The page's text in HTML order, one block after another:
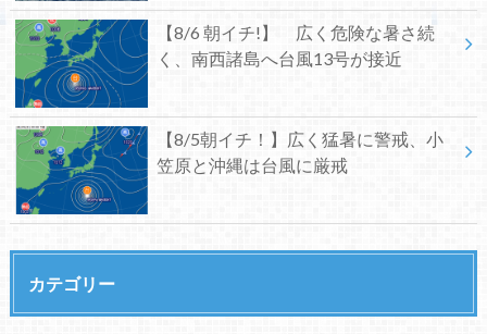
【8/6 朝イチ!】 広く危険な暑さ続
く、南西諸島へ台風13号が接近
【8/5朝イチ！】広く猛暑に警戒、小
笠原と沖縄は台風に厳戒
カテゴリー